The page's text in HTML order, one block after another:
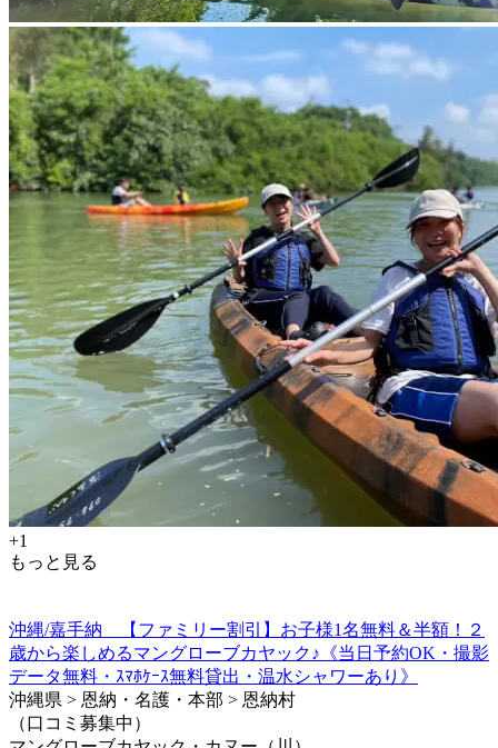
+1
もっと見る
沖縄/嘉手納 【ファミリー割引】お子様1名無料＆半額！２
歳から楽しめるマングローブカヤック♪《当日予約OK・撮影
データ無料・ｽﾏﾎｹｰｽ無料貸出・温水シャワーあり》
沖縄県 > 恩納・名護・本部 > 恩納村
（口コミ募集中）